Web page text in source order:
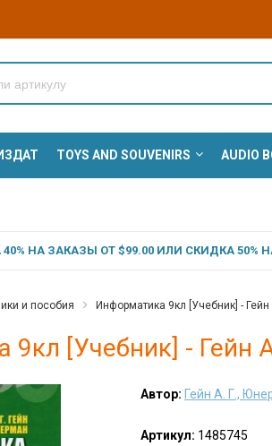
TOYS AND SOUVENIRS AUDIO
НА ЗАКАЗЫ ОТ $99.00 ИЛИ СКИДКА 50%
и пособия Информатика 9кл [Учебник] -
9кл [Учебник] - Гейн
Автор: Гейн А. Г.,
Артикул: 1485745